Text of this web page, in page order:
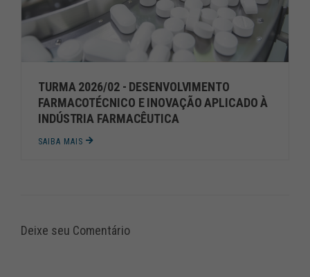
TURMA 2026/02 - DESENVOLVIMENTO
FARMACOTÉCNICO E INOVAÇÃO APLICADO À
INDÚSTRIA FARMACÊUTICA
SAIBA MAIS
Deixe seu Comentário